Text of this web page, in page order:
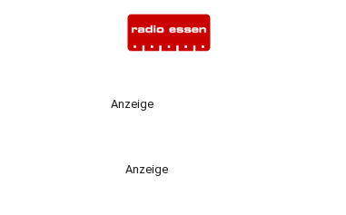
Anzeige
Anzeige